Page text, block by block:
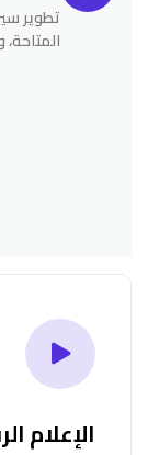
تطوير
الإعلام